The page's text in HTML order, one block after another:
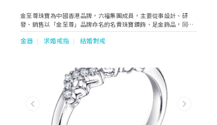
金至尊珠寶為中國香港品牌，六福集團成員，主要從事設計、研
發、銷售以「金至尊」品牌命名的名貴珠寶鑽飾、足金飾品，同時
提供企業禮品定製服務。秉持“young at heart 心齡無界”的品牌
理念，打造時尚獨特的珠寶產品，並堅守「3DG尊享服務」理念，
金器 求婚戒指 結婚對戒
Previous Next